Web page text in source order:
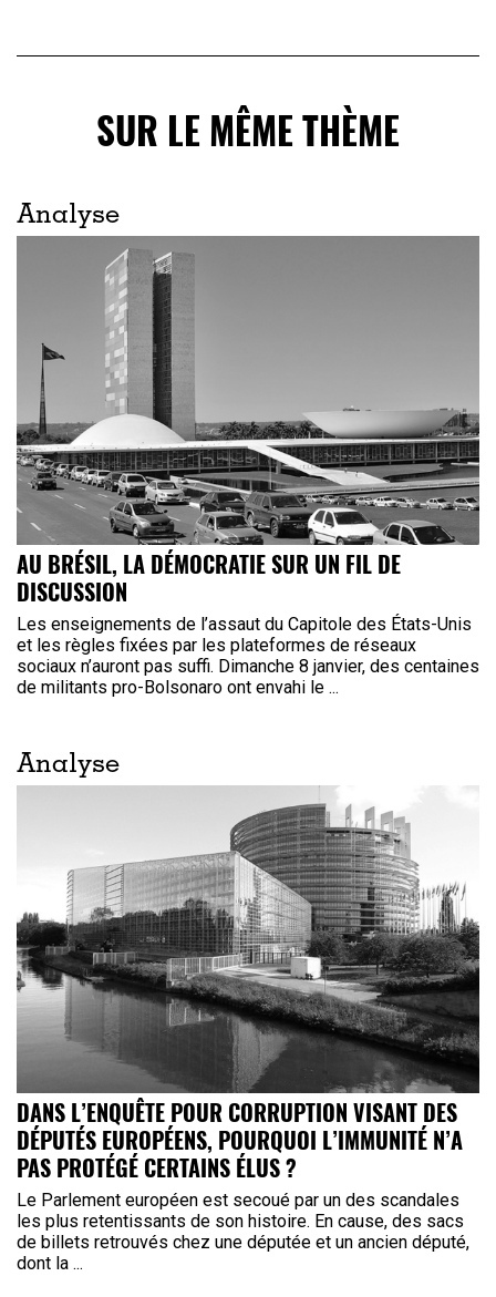
SUR LE MÊME THÈME
Analyse
AU BRÉSIL, LA DÉMOCRATIE SUR UN FIL DE
DISCUSSION
Les enseignements de l’assaut du Capitole des États-Unis
et les règles fixées par les plateformes de réseaux
sociaux n’auront pas suffi. Dimanche 8 janvier, des centaines
de militants pro-Bolsonaro ont envahi le ...
Analyse
DANS L’ENQUÊTE POUR CORRUPTION VISANT DES
DÉPUTÉS EUROPÉENS, POURQUOI L’IMMUNITÉ N’A
PAS PROTÉGÉ CERTAINS ÉLUS ?
Le Parlement européen est secoué par un des scandales
les plus retentissants de son histoire. En cause, des sacs
de billets retrouvés chez une députée et un ancien député,
dont la ...